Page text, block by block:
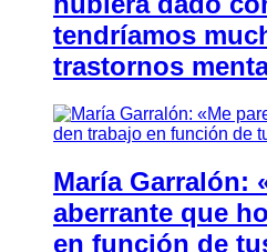
tendríamos
trastornos
María Garralón:
aberrante que
en función de